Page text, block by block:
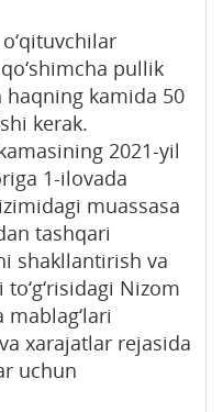
pullik
haqning kamida 50
kerak.
2021-yil
1-ilovada
muassasa
tashqari
shakllantirish va
Nizom
mablag‘lari
xarajatlar rejasida
uchun